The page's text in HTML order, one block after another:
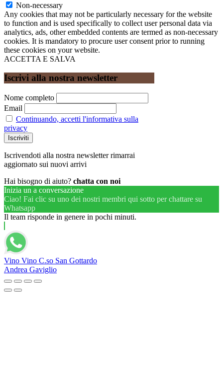
Non-necessary
Any cookies that may not be particularly necessary for the website
to function and is used specifically to collect user personal data via
analytics, ads, other embedded contents are termed as non-necessary
cookies. It is mandatory to procure user consent prior to running
these cookies on your website.
ACCETTA E SALVA
Iscrivi alla nostra newsletter
Nome completo
Email
Continuando, accetti l'informativa sulla
privacy
Iscrivendoti alla nostra newsletter rimarrai
aggiornato sui nuovi arrivi
Hai bisogno di aiuto? chatta con noi
Inizia un a conversazione
Ciao! Fai clic su uno dei nostri membri qui sotto per chattare su
Whatsapp
Il team risponde in genere in pochi minuti.
Vino Vino C.so San Gottardo
Andrea Gaviglio